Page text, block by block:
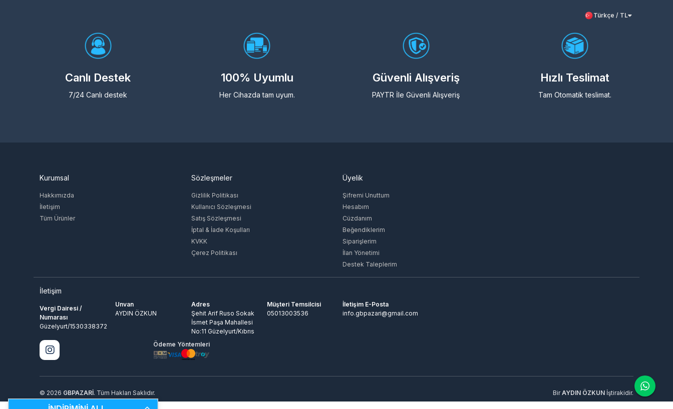
Türkçe / TL
Canlı Destek
7/24 Canlı destek
100% Uyumlu
Her Cihazda tam uyum.
Güvenli Alışveriş
PAYTR İle Güvenli Alışveriş
Hızlı Teslimat
Tam Otomatik teslimat.
Kurumsal
Hakkımızda
İletişim
Tüm Ürünler
Sözleşmeler
Gizlilik Politikası
Kullanıcı Sözleşmesi
Satış Sözleşmesi
İptal & İade Koşulları
KVKK
Çerez Politikası
Üyelik
Şifremi Unuttum
Hesabım
Cüzdanım
Beğendiklerim
Siparişlerim
İlan Yönetimi
Destek Taleplerim
İletişim
Vergi Dairesi /
Numarası
Güzelyurt/1530338372
Unvan
AYDIN ÖZKUN
Adres
Şehit Arif Ruso Sokak
İsmet Paşa Mahallesi
No:11 Güzelyurt/Kıbrıs
Müşteri Temsilcisi
05013003536
İletişim E-Posta
info.gbpazari@gmail.com
Ödeme Yöntemleri
© 2026 GBPAZARİ. Tüm Hakları Saklıdır. BirAYDIN ÖZKUNİştirakidir.